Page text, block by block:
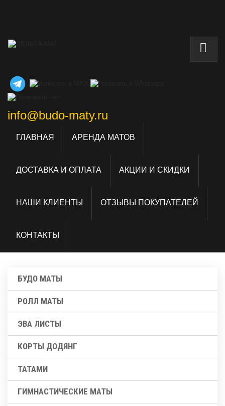
info@budo-maty.ru
ГЛАВНАЯ АРЕНДА МАТОВ
ДОСТАВКА И ОПЛАТА АКЦИИ И СКИДКИ
НАШИ КЛИЕНТЫ ОТЗЫВЫ ПОКУПАТЕЛЕЙ
КОНТАКТЫ
БУДО МАТЫ
РОЛЛ МАТЫ
ЭВА ЛИСТЫ
КОРТЫ ДОДЯНГ
ТАТАМИ
ГИМНАСТИЧЕСКИЕ МАТЫ